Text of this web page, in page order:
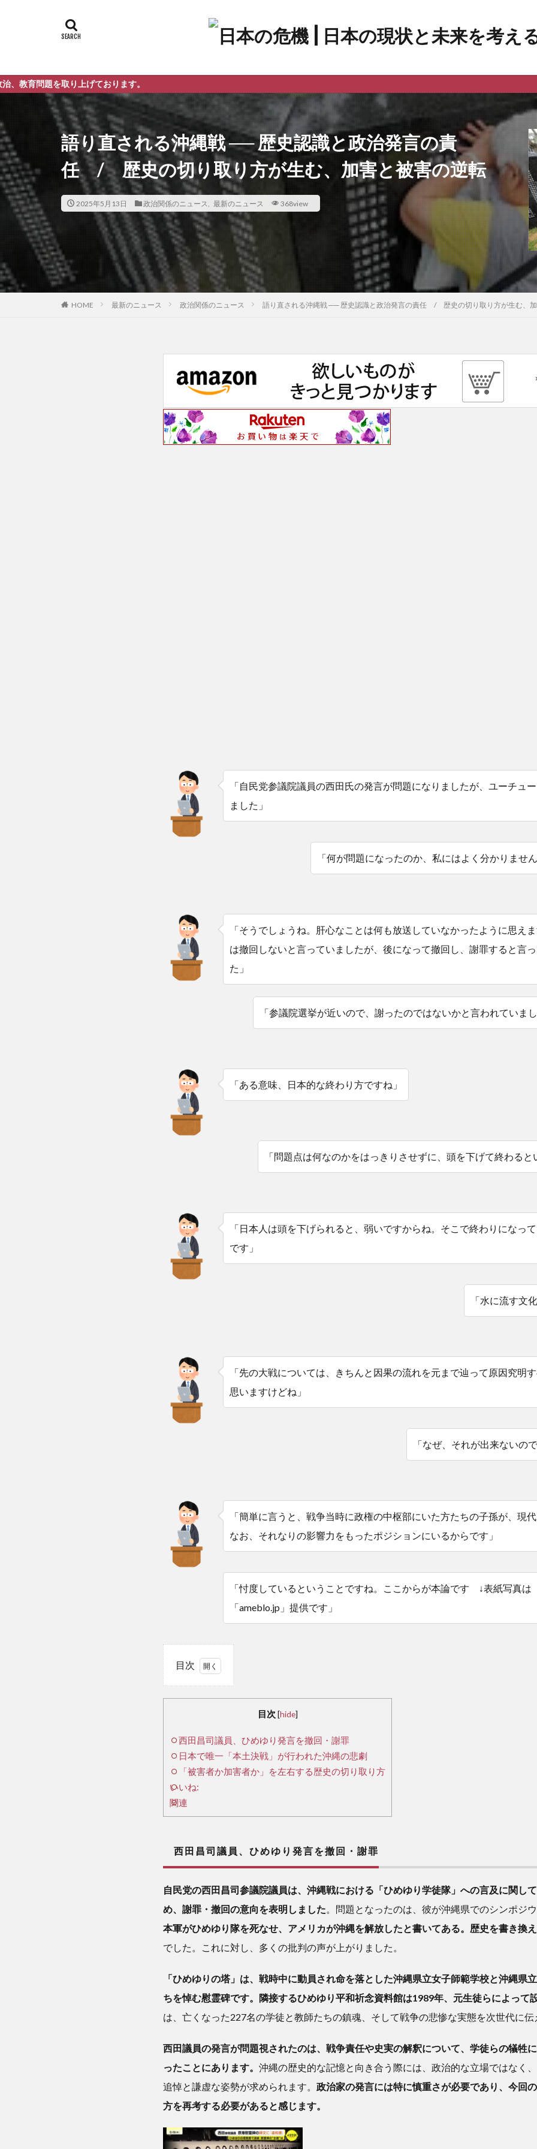
上げております。
語り直される沖縄戦 ── 歴史認識と政治発言の責
任 / 歴史の切り取り方が生む、加害と被害の逆転
2025年5月13日 政治関係のニュース 最新のニュース 368view
HOME 最新のニュース 政治関係のニュース 語り直される沖縄戦 ── 歴史認識と政治発言の責任 / 歴史の切り取り方が生む、
「自民党参議院議員の西田氏の発言が問題になりましたが、ユーチュ
ました」
「何が問題になったのか、私にはよく分かりませ
「そうでしょうね。肝心なことは何も放送していなかったように思え
は撤回しないと言っていましたが、後になって撤回し、謝罪すると言
た」
「参議院選挙が近いので、謝ったのではないかと言われていま
「ある意味、日本的な終わり方ですね」
「問題点は何なのかをはっきりさせずに、頭を下げて終わる
「日本人は頭を下げられると、弱いですからね。そこで終わりになっ
です」
「水に流す文
「先の大戦については、きちんと因果の流れを元まで辿って原因究明
思いますけどね」
「なぜ、それが出来ないの
「簡単に言うと、戦争当時に政権の中枢部にいた方たちの子孫が、現
なお、それなりの影響力をもったポジションにいるからです」
「忖度しているということですね。ここからが本論です ↓表紙写真は
「ameblo.jp」提供です」
目次
西
員、
ひめ
ゆり
発言
を撤
2
日
唯一
「本
土決
が行
た沖
縄の
悲劇
「被
か加
害者
を左
目次 [hide]
西田昌司議員、ひめゆり発言を撤回・謝罪
日本で唯一「本土決戦」が行われた沖縄の悲劇
「被害者か加害者か」を左右する歴史の切り取り方
いいね:
関連
西田昌司議員、ひめゆり発言を撤回・謝罪
自民党の西田昌司参議院議員は、沖縄戦における「ひめゆり学徒隊」への言及に関し
め、謝罪・撤回の意向を表明しました 。問題となったのは、彼が沖縄県でのシンポジ
本軍がひめゆり隊を死なせ、アメリカが沖縄を解放したと書いてある。歴史を書き換
でした。これに対し、多くの批判の声が上がりました。
「ひめゆりの塔」は、戦時中に動員され命を落とした沖縄県立女子師範学校と沖縄県
ちを悼む慰霊碑です。隣接するひめゆり平和祈念資料館は1989年、元生徒らによって
は、亡くなった227名の学徒と教師たちの鎮魂、そして戦争の悲惨な実態を次世代に
西田議員の発言が問題視されたのは、戦争責任や史実の解釈について、学徒らの犠牲
ったことにあります。 沖縄の歴史的な記憶と向き合う際には、政治的な立場ではなく
追悼と謙虚な姿勢が求められます。 政治家の発言には特に慎重さが必要であり、今回
方を再考する必要があると感じます。